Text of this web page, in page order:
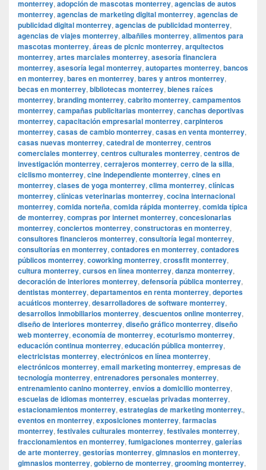
monterrey, adopción de mascotas monterrey, agencias de autos
monterrey, agencias de marketing digital monterrey, agencias de
publicidad digital monterrey, agencias de publicidad monterrey,
agencias de viajes monterrey, albañiles monterrey, alimentos para
mascotas monterrey, áreas de picnic monterrey, arquitectos
monterrey, artes marciales monterrey, asesoría financiera
monterrey, asesoría legal monterrey, autopartes monterrey, bancos
en monterrey, bares en monterrey, bares y antros monterrey,
becas en monterrey, bibliotecas monterrey, bienes raíces
monterrey, branding monterrey, cabrito monterrey, campamentos
monterrey, campañas publicitarias monterrey, canchas deportivas
monterrey, capacitación empresarial monterrey, carpinteros
monterrey, casas de cambio monterrey, casas en venta monterrey,
casas nuevas monterrey, catedral de monterrey, centros
comerciales monterrey, centros culturales monterrey, centros de
investigación monterrey, cerrajeros monterrey, cerro de la silla,
ciclismo monterrey, cine independiente monterrey, cines en
monterrey, clases de yoga monterrey, clima monterrey, clínicas
monterrey, clínicas veterinarias monterrey, cocina internacional
monterrey, comida norteña, comida rápida monterrey, comida típica
de monterrey, compras por internet monterrey, concesionarias
monterrey, conciertos monterrey, constructoras en monterrey,
consultores financieros monterrey, consultoría legal monterrey,
consultorías en monterrey, contadores en monterrey, contadores
públicos monterrey, coworking monterrey, crossfit monterrey,
cultura monterrey, cursos en línea monterrey, danza monterrey,
decoración de interiores monterrey, defensoría pública monterrey,
dentistas monterrey, departamentos en renta monterrey, deportes
acuáticos monterrey, desarrolladores de software monterrey,
desarrollos inmobiliarios monterrey, descuentos online monterrey,
diseño de interiores monterrey, diseño gráfico monterrey, diseño
web monterrey, economía de monterrey, ecoturismo monterrey,
educación continua monterrey, educación pública monterrey,
electricistas monterrey, electrónicos en línea monterrey,
electrónicos monterrey, email marketing monterrey, empresas de
tecnología monterrey, entrenadores personales monterrey,
entrenamiento canino monterrey, envíos a domicilio monterrey,
escuelas de idiomas monterrey, escuelas privadas monterrey,
estacionamientos monterrey, estrategias de marketing monterrey.,
eventos en monterrey, exposiciones monterrey, farmacias
monterrey, festivales culturales monterrey, festivales monterrey,
fraccionamientos en monterrey, fumigaciones monterrey, galerías
de arte monterrey, gestorías monterrey, gimnasios en monterrey,
gimnasios monterrey, gobierno de monterrey, grooming monterrey,